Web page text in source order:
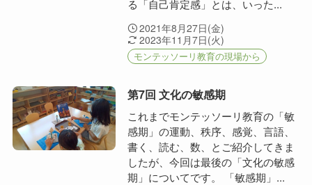
る「自己肯定感」とは、いった...
2021年8月27日(金)
2023年11月7日(火)
モンテッソーリ教育の現場から
第7回 文化の敏感期
これまでモンテッソーリ教育の「敏
感期」の運動、秩序、感覚、言語、
書く、読む、数、とご紹介してきま
したが、今回は最後の「文化の敏感
期」についてです。 「敏感期」...